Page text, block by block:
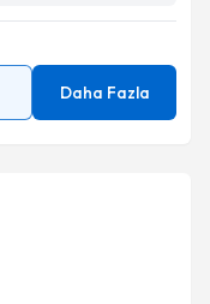
Daha Fazla